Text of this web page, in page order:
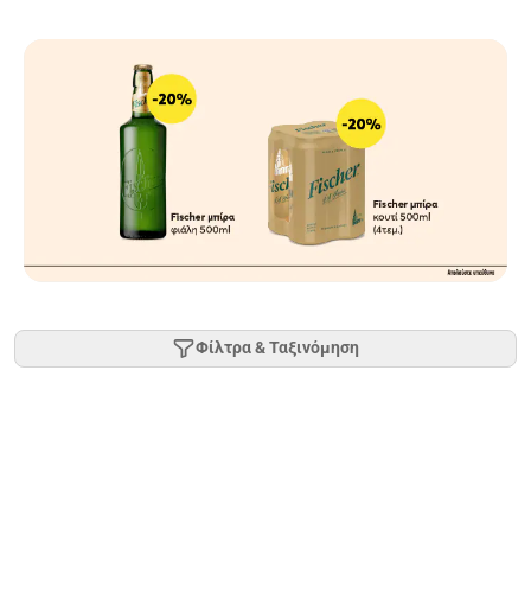
Φίλτρα & Ταξινόμηση